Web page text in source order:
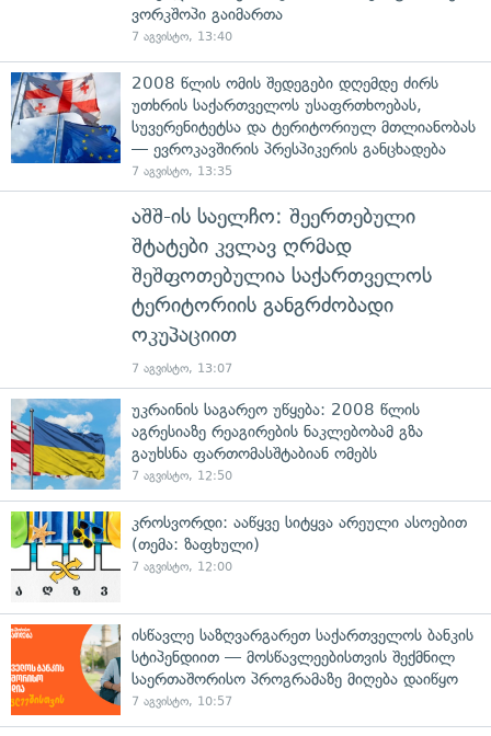
ვორკშოპი გაიმართა
7 აგვისტო, 13:40
2008 წლის ომის შედეგები დღემდე ძირს
უთხრის საქართველოს უსაფრთხოებას,
სუვერენიტეტსა და ტერიტორიულ მთლიანობას
— ევროკავშირის პრესპიკერის განცხადება
7 აგვისტო, 13:35
აშშ-ის საელჩო: შეერთებული
შტატები კვლავ ღრმად
შეშფოთებულია საქართველოს
ტერიტორიის განგრძობადი
ოკუპაციით
7 აგვისტო, 13:07
უკრაინის საგარეო უწყება: 2008 წლის
აგრესიაზე რეაგირების ნაკლებობამ გზა
გაუხსნა ფართომასშტაბიან ომებს
7 აგვისტო, 12:50
კროსვორდი: ააწყვე სიტყვა არეული ასოებით
(თემა: ზაფხული)
7 აგვისტო, 12:00
ისწავლე საზღვარგარეთ საქართველოს ბანკის
სტიპენდიით — მოსწავლეებისთვის შექმნილ
საერთაშორისო პროგრამაზე მიღება დაიწყო
7 აგვისტო, 10:57